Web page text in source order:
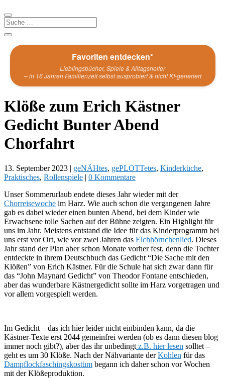
Favoriten entdecken*
Lieblingsbücher, Spiele & Alltagshelfer
– in 16 Jahren Familienzeit selbst ausprobiert & nicht KI-generiert
Klöße zum Erich Kästner
Gedicht Bunter Abend
Chorfahrt
13. September 2023 | geNÄHtes, gePLOTTetes, Kinderküche,
Praktisches, Rollenspiele | 0 Kommentare
Unser Sommerurlaub endete dieses Jahr wieder mit der
Chorreisewoche im Harz. Wie auch schon die vergangenen Jahre
gab es dabei wieder einen bunten Abend, bei dem Kinder wie
Erwachsene tolle Sachen auf der Bühne zeigten. Ein Highlight für
uns im Jahr. Meistens entstand die Idee für das Kinderprogramm bei
uns erst vor Ort, wie vor zwei Jahren das Eichhörnchenlied. Dieses
Jahr stand der Plan aber schon Monate vorher fest, denn die Tochter
entdeckte in ihrem Deutschbuch das Gedicht “Die Sache mit den
Klößen” von Erich Kästner. Für die Schule hat sich zwar dann für
das “John Maynard Gedicht” von Theodor Fontane entschieden,
aber das wunderbare Kästnergedicht sollte im Harz vorgetragen und
vor allem vorgespielt werden.
Im Gedicht – das ich hier leider nicht einbinden kann, da die
Kästner-Texte erst 2044 gemeinfrei werden (ob es dann diesen blog
immer noch gibt?), aber das ihr unbedingt z.B. hier lesen solltet –
geht es um 30 Klöße. Nach der Nähvariante derKohlen für das
Dampflockfaschingskostüm begann ich daher schon vor Wochen
mit der Klößeproduktion.